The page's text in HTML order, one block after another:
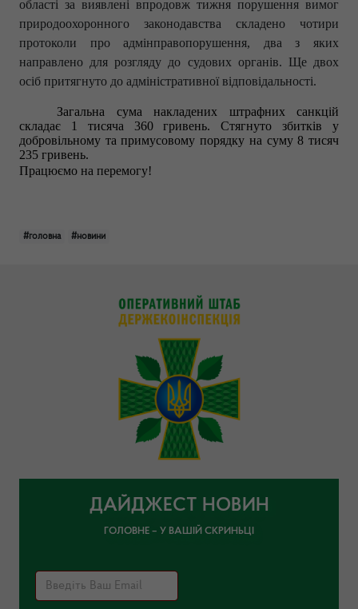
області за виявлені впродовж тижня порушення вимог
природоохоронного законодавства складено чотири
протоколи про адмінправопорушення, два з яких
направлено для розгляду до судових органів. Ще двох
осіб притягнуто до адміністративної відповідальності.
Загальна сума накладених штрафних санкцій
складає 1 тисяча 360 гривень. Стягнуто збитків у
добровільному та примусовому порядку на суму 8 тисяч
235 гривень.
Працюємо на перемогу!
#головна #новини
ДАЙДЖЕСТ НОВИН
ГОЛОВНЕ – У ВАШІЙ СКРИНЬЦІ